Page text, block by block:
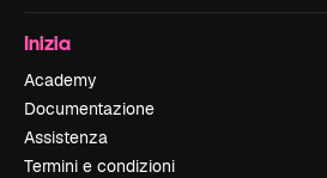
Inizia
Academy
Documentazione
Assistenza
Termini e condizioni